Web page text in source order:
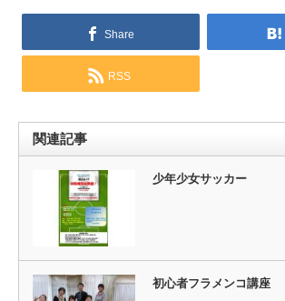
Share
RSS
関連記事
少年少女サッカー
初心者フラメンコ講座